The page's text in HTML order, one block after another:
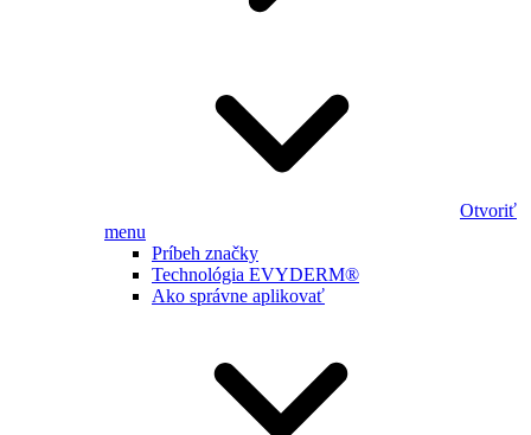
Otvoriť
menu
Príbeh značky
Technológia EVYDERM®
Ako správne aplikovať